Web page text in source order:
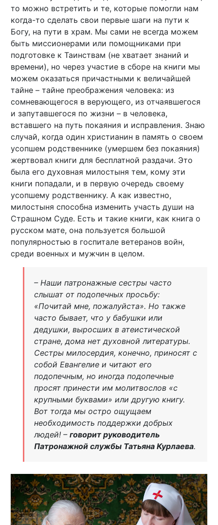
то можно встретить и те, которые помогли нам
когда-то сделать свои первые шаги на пути к
Богу, на пути в храм. Мы сами не всегда можем
быть миссионерами или помощниками при
подготовке к Таинствам (не хватает знаний и
времени), но через участие в сборе на книги мы
можем оказаться причастными к величайшей
тайне – тайне преображения человека: из
сомневающегося в верующего, из отчаявшегося
и запутавшегося по жизни – в человека,
вставшего на путь покаяния и исправления. Знаю
случай, когда один христианин в память о своем
усопшем родственнике (умершем без покаяния)
жертвовал книги для бесплатной раздачи. Это
была его духовная милостыня тем, кому эти
книги попадали, и в первую очередь своему
усопшему родственнику. А как известно,
милостыня способна изменить участь души на
Страшном Суде. Есть и такие книги, как книга о
русском мате, она пользуется большой
популярностью в госпитале ветеранов войн,
среди военных и мужчин в целом.
– Наши патронажные сестры часто
слышат от подопечных просьбу:
«Почитай мне, пожалуйста». Но также
часто бывает, что у бабушки или
дедушки, выросших в атеистической
стране, дома нет духовной литературы.
Сестры милосердия, конечно, приносят с
собой Евангелие и читают его
подопечным, но иногда подопечные
просят принести им молитвослов «с
крупными буквами» или другую книгу.
Вот тогда мы остро ощущаем
необходимость поддержки добрых
людей! – говорит руководитель
Патронажной службы Татьяна Курлаева.